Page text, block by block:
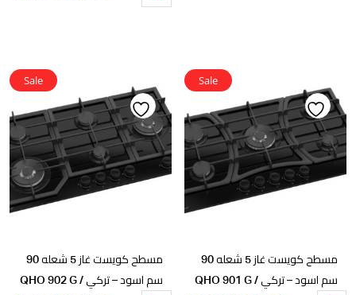
Sale
مسطح كويست غاز 5 شعله 90
سم اسود – تركي / QHO 901 G
Add
to
wishlist
Sale
مسطح كويست غاز 5 شعله 90
سم اسود – تركي / QHO 902 G
Add
to
wishlist